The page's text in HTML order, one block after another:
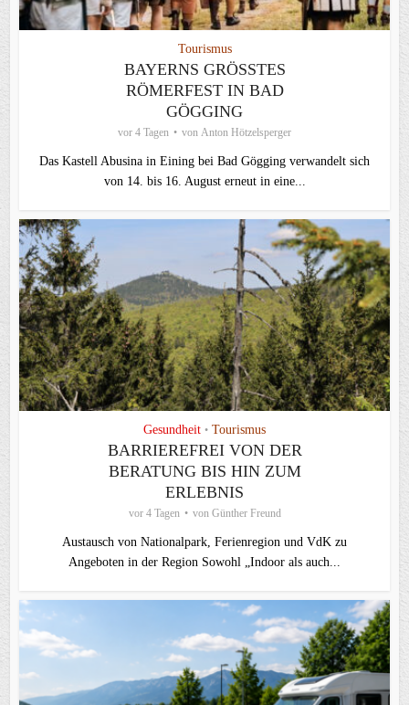
Tourismus
BAYERNS GRÖSSTES R
ÖMERFEST IN BAD G
ÖGGING
vor 4 Tagen von Anton Hötzelsperger
Das Kastell Abusina in Eining bei Bad Gögging verwandelt sich
von 14. bis 16. August erneut in eine...
Gesundheit • Tourismus
BARRIEREFREI VON DER
BERATUNG BIS HIN ZUM
ERLEBNIS
vor 4 Tagen von Günther Freund
Austausch von Nationalpark, Ferienregion und VdK zu
Angeboten in der Region Sowohl „Indoor als auch...